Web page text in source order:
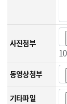
사진첨부
동영상첨부
기타파일